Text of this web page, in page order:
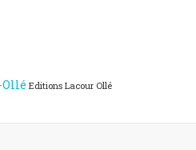
Ollé Editions Lacour Ollé